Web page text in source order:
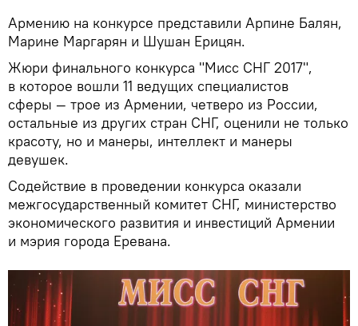
Армению на конкурсе представили Арпине Балян,
Марине Маргарян и Шушан Ерицян.
Жюри финального конкурса "Мисс СНГ 2017",
в которое вошли 11 ведущих специалистов
сферы — трое из Армении, четверо из России,
остальные из других стран СНГ, оценили не только
красоту, но и манеры, интеллект и манеры
девушек.
Содействие в проведении конкурса оказали
межгосударственный комитет СНГ, министерство
экономического развития и инвестиций Армении
и мэрия города Еревана.